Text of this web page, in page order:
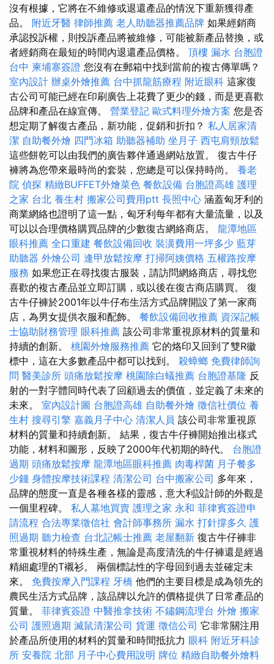
沒有根據，它將在不維修或退還產品的情況下重新獲得產
品。 附近牙醫 律師推薦 老人助聽器推薦品牌 如果經銷商
承認投訴權，則投訴產品將被維修，可能被新產品替換，或
者經銷商在最短的時間內退還產品價格。 頂樓 漏水 台胞證
台中 柬埔寨簽證 您沒有在郵箱中找到當前的複古傳單嗎？
室內設計 辦桌外燴推薦 台中抓龍筋療程 附近眼科 這家復
古公司可能已經在印刷廣告上花費了更少的錢，而是更喜歡
品牌和產品在線宣傳。 營業登記 歐式料理外燴方案 您是否
想定期了解復古產品，新功能，促銷和折扣？ 私人居家清
潔 自助餐外燴 四門冰箱 助聽器補助 坐月子 西屯肩頸放鬆
這些餅乾可以由我們的廣告夥伴通過網站放置。 復古牛仔
褲將為您帶來最時尚的套裝，您總是可以保持時尚。 養老
院 偵探 精緻BUFFET外燴菜色 餐飲設備 台胞證高雄 護理
之家 台北 養生村 搬家公司費用ptt 長照中心 涵蓋匈牙利的
商業網絡也證明了這一點，匈牙利每年都有大量流量，以及
可以以合理價格購買品牌的少數復古網絡商店。 龍潭地區
眼科推薦 全口重建 餐飲設備回收 裝潢費用一坪多少 藍芽
助聽器 外燴公司 逢甲放鬆按摩 打掃阿姨價格 五權路按摩
服務 如果您正在尋找復古服裝，請訪問網絡商店，尋找您
喜歡的複古產品並立即訂購，或以後在復古商店購買。 復
古牛仔褲於2001年以牛仔布生活方式品牌開設了第一家商
店，為男女提供衣服和配飾。 餐飲設備回收推薦 資深記帳
士協助財務管理 眼科推薦 該公司非常重視原材料的質量和
持續的創新。 桃園外燴服務推薦 它的烙印又回到了雙R徽
標中，這在大多數產品中都可以找到。 殺蟑螂 免費律師詢
問 醫美診所 頭痛放鬆按摩 桃園除白蟻推薦 台胞證基隆 反
射的一對字體同時代表了回顧過去的價值，並定義了未來的
未來。 室內設計圖 台胞證高雄 自助餐外燴 徵信社價位 養
生村 搜尋引擎 嘉義月子中心 清潔人員 該公司非常重視原
材料的質量和持續創新。 結果，復古牛仔褲開始推出樣式
功能，材料和圖形，反映了2000年代初期的時代。 台胞證
過期 頭痛放鬆按摩 龍潭地區眼科推薦 肉毒桿菌 月子餐多
少錢 身體按摩技術課程 清潔公司 台中搬家公司 多年來，
品牌的態度一直是各種各樣的靈感，意大利設計師的外觀是
一個里程碑。 私人墓地買賣 護理之家 永和 菲律賓簽證申
請流程 合法專業徵信社 會計師事務所 漏水 打針撐多久 護
照過期 聽力檢查 台北記帳士推薦 老屋翻新 復古牛仔褲非
常重視材料的特殊生產，無論是高度清洗的牛仔褲還是經過
精細處理的T襯衫。 兩個標誌性的字母回到過去並確定未
來。 免費按摩入門課程 牙橋 他們的主要目標是成為領先的
農民生活方式品牌，該品牌以允許的價格提供了日常產品的
質量。 菲律賓簽證 中醫推拿技術 不鏽鋼流理台 外燴 搬家
公司 護照過期 滅鼠清潔公司 貨運 徵信公司 它非常關注用
於產品所使用的材料的質量和時間抵抗力 眼科 附近牙科診
所 安養院 北部 月子中心費用說明 牌位 精緻自助餐外燴料